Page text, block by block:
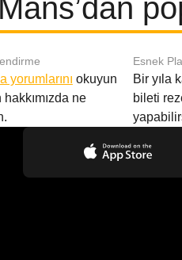
yorumlarını okuyun
hakkımızda ne
Esnek
Bir yıla
bileti